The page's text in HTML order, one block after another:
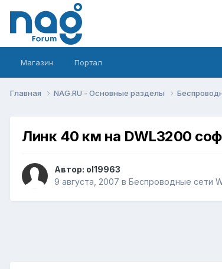
Магазин Портал
Главная NAG.RU - Основные разделы
Линк 40 км на DWL3200
Автор: ol19963
9 августа, 2007 в Беспроводные сети